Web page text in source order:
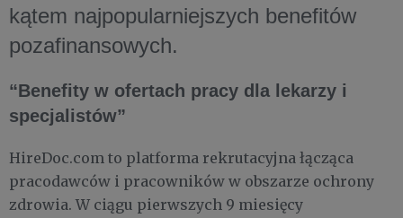
kątem najpopularniejszych benefitów
pozafinansowych.
“Benefity w ofertach pracy dla lekarzy i
specjalistów”
HireDoc.com to platforma rekrutacyjna łącząca
pracodawców i pracowników w obszarze ochrony
zdrowia. W ciągu pierwszych 9 miesięcy